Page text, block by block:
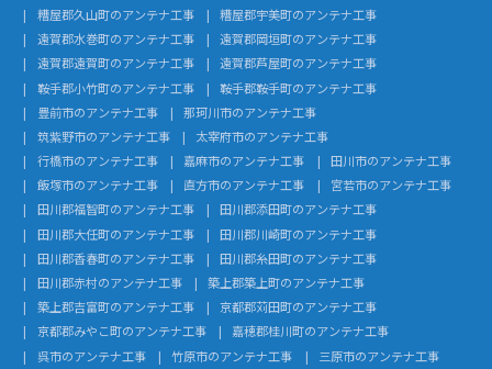
糟屋郡久山町のアンテナ工事
糟屋郡宇美町のアンテナ工事
遠賀郡水巻町のアンテナ工事
遠賀郡岡垣町のアンテナ工事
遠賀郡遠賀町のアンテナ工事
遠賀郡芦屋町のアンテナ工事
鞍手郡小竹町のアンテナ工事
鞍手郡鞍手町のアンテナ工事
豊前市のアンテナ工事
那珂川市のアンテナ工事
筑紫野市のアンテナ工事
太宰府市のアンテナ工事
行橋市のアンテナ工事
嘉麻市のアンテナ工事
田川市のアンテナ工事
飯塚市のアンテナ工事
直方市のアンテナ工事
宮若市のアンテナ工事
田川郡福智町のアンテナ工事
田川郡添田町のアンテナ工事
田川郡大任町のアンテナ工事
田川郡川崎町のアンテナ工事
田川郡香春町のアンテナ工事
田川郡糸田町のアンテナ工事
田川郡赤村のアンテナ工事
築上郡築上町のアンテナ工事
築上郡吉富町のアンテナ工事
京都郡苅田町のアンテナ工事
京都郡みやこ町のアンテナ工事
嘉穂郡桂川町のアンテナ工事
呉市のアンテナ工事
竹原市のアンテナ工事
三原市のアンテナ工事